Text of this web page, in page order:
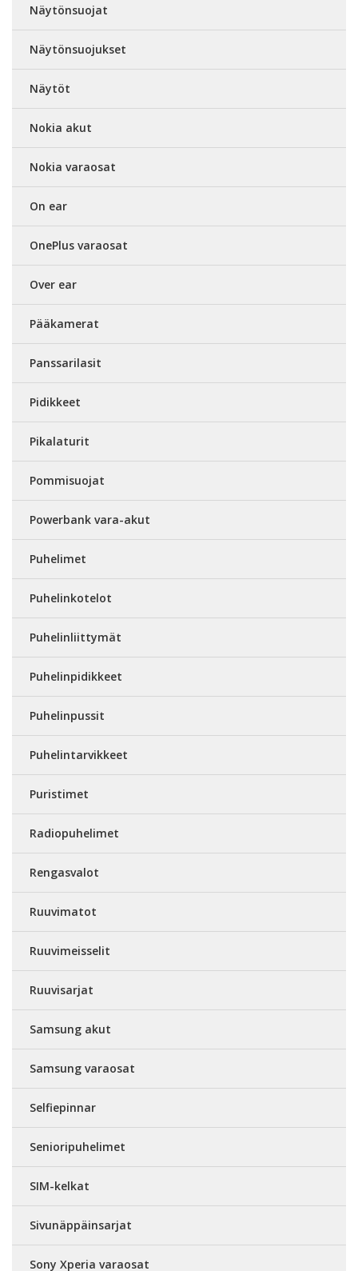
Näytönsuojat
Näytönsuojukset
Näytöt
Nokia akut
Nokia varaosat
On ear
OnePlus varaosat
Over ear
Pääkamerat
Panssarilasit
Pidikkeet
Pikalaturit
Pommisuojat
Powerbank vara-akut
Puhelimet
Puhelinkotelot
Puhelinliittymät
Puhelinpidikkeet
Puhelinpussit
Puhelintarvikkeet
Puristimet
Radiopuhelimet
Rengasvalot
Ruuvimatot
Ruuvimeisselit
Ruuvisarjat
Samsung akut
Samsung varaosat
Selfiepinnar
Senioripuhelimet
SIM-kelkat
Sivunäppäinsarjat
Sony Xperia varaosat